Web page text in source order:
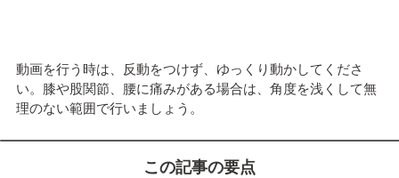
動画を行う時は、反動をつけず、ゆっくり動かしてくださ
い。膝や股関節、腰に痛みがある場合は、角度を浅くして無
理のない範囲で行いましょう。
この記事の要点